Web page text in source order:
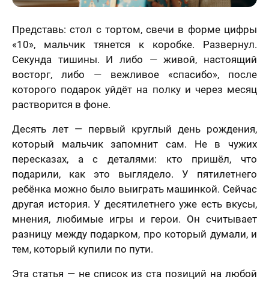
Представь: стол с тортом, свечи в форме цифры
«10», мальчик тянется к коробке. Развернул.
Секунда тишины. И либо — живой, настоящий
восторг, либо — вежливое «спасибо», после
которого подарок уйдёт на полку и через месяц
растворится в фоне.
Десять лет — первый круглый день рождения,
который мальчик запомнит сам. Не в чужих
пересказах, а с деталями: кто пришёл, что
подарили, как это выглядело. У пятилетнего
ребёнка можно было выиграть машинкой. Сейчас
другая история. У десятилетнего уже есть вкусы,
мнения, любимые игры и герои. Он считывает
разницу между подарком, про который думали, и
тем, который купили по пути.
Эта статья — не список из ста позиций на любой